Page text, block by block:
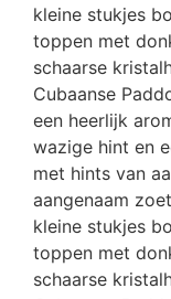
kleine stukjes
toppen met
schaarse
Cubaanse
een heerlijk
wazige hint en
met hints van
aangenaam
kleine stukjes
toppen met
schaarse